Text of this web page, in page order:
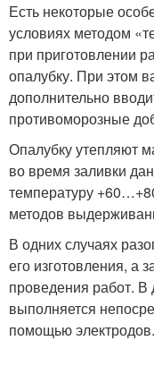
Есть некоторые
условиях методом
при приготовлении
опалубку. При этом
дополнительно
противоморозные
Опалубку утепляют
во время заливки
температуру
методов
В одних случаях
его изготовления, а
проведения работ. В
выполняется
помощью электродов.